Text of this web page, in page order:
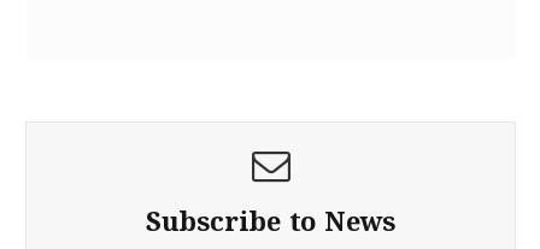
Subscribe to News